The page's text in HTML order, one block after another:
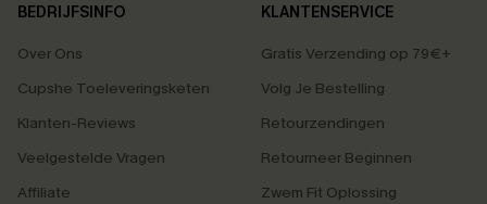
BEDRIJFSINFO
Over Ons
Cupshe Toeleveringsketen
Klanten-Reviews
Veelgestelde Vragen
Affiliate
KLANTENSERVICE
Gratis Verzending op 79€+
Volg Je Bestelling
Retourzendingen
Retourneer Beginnen
Zwem Fit Oplossing